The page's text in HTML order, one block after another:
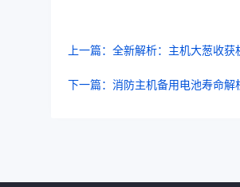
上一篇：全新解析：主机大葱收
下一篇：消防主机备用电池寿命